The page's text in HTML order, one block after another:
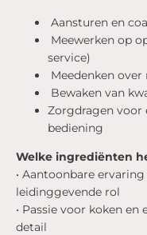
Aansturen en
Meewerken op
service)
Meedenken
Bewaken van
Zorgdragen voor
bediening
Welke ingrediënten
• Aantoonbare
leidinggevende rol
• Passie voor koken
detail